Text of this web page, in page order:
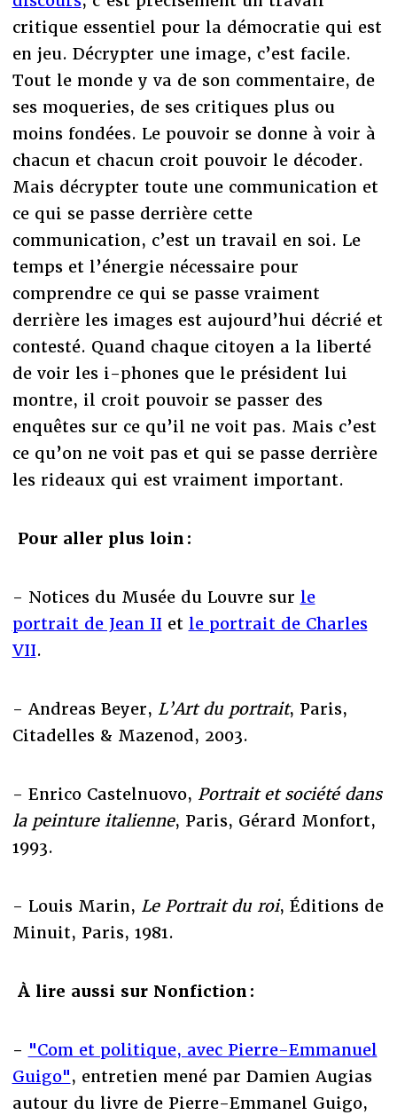
critique essentiel pour la démocratie qui est
en jeu. Décrypter une image, c’est facile.
Tout le monde y va de son commentaire, de
ses moqueries, de ses critiques plus ou
moins fondées. Le pouvoir se donne à voir à
chacun et chacun croit pouvoir le décoder.
Mais décrypter toute une communication et
ce qui se passe derrière cette
communication, c’est un travail en soi. Le
temps et l’énergie nécessaire pour
comprendre ce qui se passe vraiment
derrière les images est aujourd’hui décrié et
contesté. Quand chaque citoyen a la liberté
de voir les i-phones que le président lui
montre, il croit pouvoir se passer des
enquêtes sur ce qu’il ne voit pas. Mais c’est
ce qu’on ne voit pas et qui se passe derrière
les rideaux qui est vraiment important.
Pour aller plus loin :
- Notices du Musée du Louvre sur le
portrait de Jean II et le portrait de Charles
VII.
- Andreas Beyer, L’Art du portrait, Paris,
Citadelles & Mazenod, 2003.
- Enrico Castelnuovo, Portrait et société dans
la peinture italienne, Paris, Gérard Monfort,
1993.
- Louis Marin, Le Portrait du roi, Éditions de
Minuit, Paris, 1981.
À lire aussi sur Nonfiction :
- "Com et politique, avec Pierre-Emmanuel
Guigo", entretien mené par Damien Augias
autour du livre de Pierre-Emmanel Guigo,